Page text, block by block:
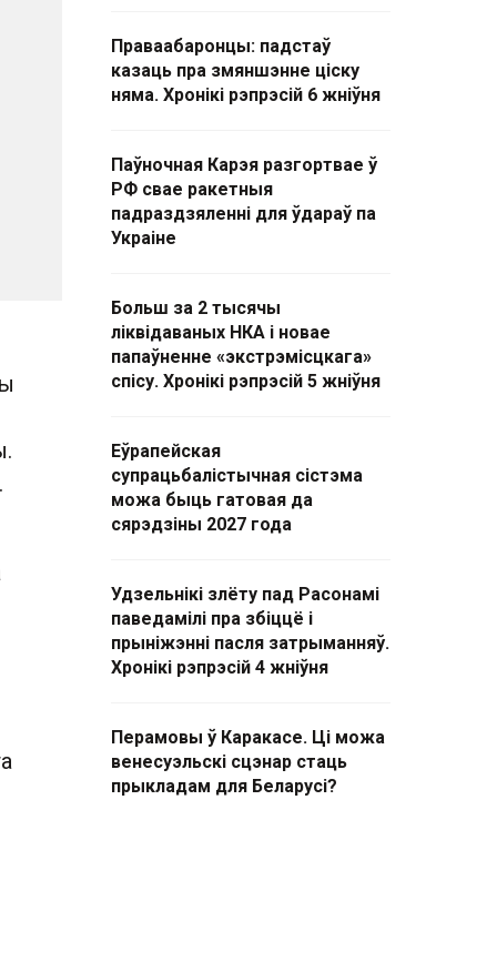
Праваабаронцы: падстаў
казаць пра змяншэнне ціску
няма. Хронікі рэпрэсій 6 жніўня
Паўночная Карэя разгортвае ў
РФ свае ракетныя
падраздзяленні для ўдараў па
Украіне
Больш за 2 тысячы
ліквідаваных НКА і новае
папаўненне «экстрэмісцкага»
спісу. Хронікі рэпрэсій 5 жніўня
Еўрапейская
супрацьбалістычная сістэма
можа быць гатовая да
сярэдзіны 2027 года
Удзельнікі злёту пад Расонамі
паведамілі пра збіццё і
прыніжэнні пасля затрыманняў.
Хронікі рэпрэсій 4 жніўня
Перамовы ў Каракасе. Ці можа
венесуэльскі сцэнар стаць
прыкладам для Беларусі?